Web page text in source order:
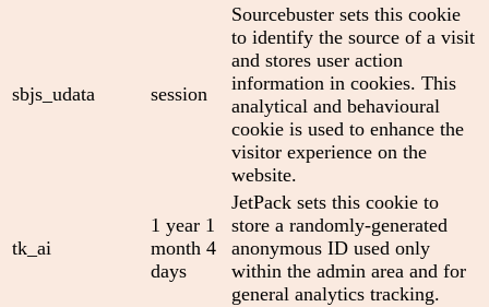
sbjs_udata session
Sourcebuster sets this cookie
to identify the source of a visit
and stores user action
information in cookies. This
analytical and behavioural
cookie is used to enhance the
visitor experience on the
website.
tk_ai
1 year 1
month 4
days
JetPack sets this cookie to
store a randomly-generated
anonymous ID used only
within the admin area and for
general analytics tracking.